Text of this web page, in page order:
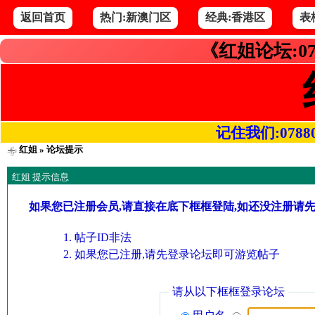
返回首页 热门:新澳门区 经典:香港区 表
《红姐论坛
记住我们
红姐» 论坛提示
红姐 提示信息
如果您已注册会员,请直接在底下框框登陆,如还没注册请
帖子ID非法
如果您已注册,请先登录论坛即可游览帖子
请从以下框框登录论坛